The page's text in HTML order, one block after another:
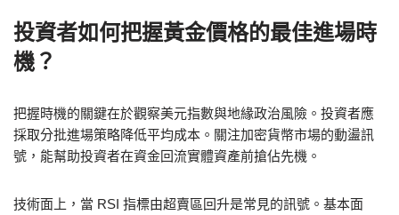
投資者如何把握黃金價格的最佳進場時
機？
把握時機的關鍵在於觀察美元指數與地緣政治風險。投資者應
採取分批進場策略降低平均成本。關注加密貨幣市場的動盪訊
號，能幫助投資者在資金回流實體資產前搶佔先機。
技術面上，當 RSI 指標由超賣區回升是常見的訊號。基本面